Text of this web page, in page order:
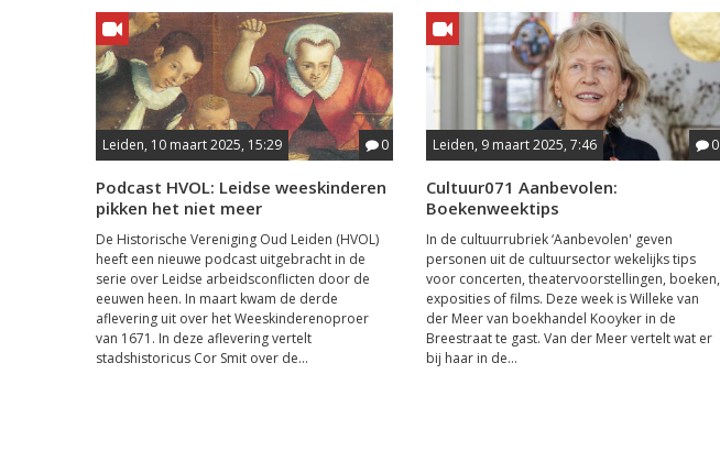
Leiden, 10 maart 2025, 15:29 0
Podcast HVOL: Leidse weeskinderen
pikken het niet meer
De Historische Vereniging Oud Leiden (HVOL)
heeft een nieuwe podcast uitgebracht in de
serie over Leidse arbeidsconflicten door de
eeuwen heen. In maart kwam de derde
aflevering uit over het Weeskinderenoproer
van 1671. In deze aflevering vertelt
stadshistoricus Cor Smit over de...
Leiden, 9 maart 2025, 7:46 0
Cultuur071 Aanbevolen:
Boekenweektips
In de cultuurrubriek ‘Aanbevolen' geven
personen uit de cultuursector wekelijks tips
voor concerten, theatervoorstellingen, boeken,
exposities of films. Deze week is Willeke van
der Meer van boekhandel Kooyker in de
Breestraat te gast. Van der Meer vertelt wat er
bij haar in de...